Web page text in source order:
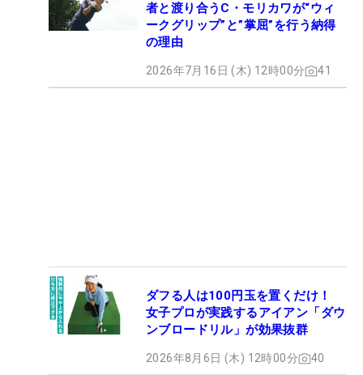
者と渡り合うC・モリカワが“ウィ
ークグリップ”と”掌屈”を行う納得
の理由
2026年7月16日 (木) 12時00分 41
ダフる人は100円玉を置くだけ！
女子プロが実践するアイアン「ダウ
ンブロードリル」が効果抜群
2026年8月6日 (木) 12時00分 40